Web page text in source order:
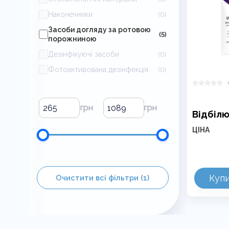
Наконечники (0)
Засоби догляду за ротовою
порожниною
(5)
Дезінфікуючі засоби (0)
Фотоактивована дезінфекція (0)
Очистити всі фільтри (1)
ЦІНА